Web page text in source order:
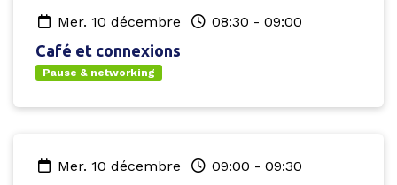
mer. 10 décembre 08:30 - 09:00
Café et connexions
Pause & networking
mer. 10 décembre 09:00 - 09:30